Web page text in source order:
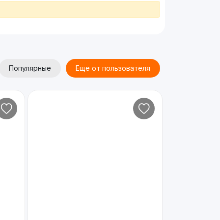
Популярные Еще от пользователя